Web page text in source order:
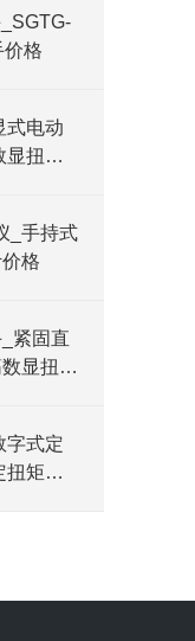
格
式电动
显扭矩
_手持式
格
紧固直
显扭矩
字式定
扭矩电